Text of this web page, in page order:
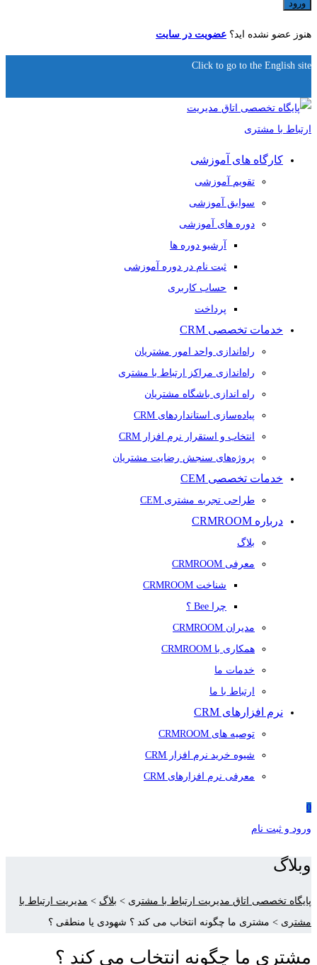
هنوز عضو نشده اید؟ عضویت در سایت
Click to go to the English site
کارگاه های آموزشی
تقویم آموزشی
سوابق آموزشی
دوره های آموزشی
آرشیو دوره ها
ثبت نام در دوره آموزشی
حساب کاربری
پرداخت
خدمات تخصصی CRM
راه‌اندازی واحد امور مشتریان
راه‌اندازی مراکز ارتباط با مشتری
راه اندازی باشگاه مشتریان
پیاده‌سازی استانداردهای CRM
انتخاب و استقرار نرم افزار CRM
پروژه‌های سنجش رضایت مشتریان
خدمات تخصصی CEM
طراحی تجربه مشتری CEM
درباره CRMROOM
بلاگ
معرفی CRMROOM
شناخت CRMROOM
چرا Bee ؟
مدیران CRMROOM
همکاری با CRMROOM
خدمات ما
ارتباط با ما
نرم افزارهای CRM
توصیه های CRMROOM
شیوه خرید نرم افزار CRM
معرفی نرم افزارهای CRM
0
ورود و ثبت نام
وبلاگ
پایگاه تخصصی اتاق مدیریت ارتباط با مشتری > بلاگ > مدیریت ارتباط با
مشتری > مشتری ما چگونه انتخاب می کند ؟ شهودی یا منطقی ؟
مشتری ما چگونه انتخاب می کند ؟